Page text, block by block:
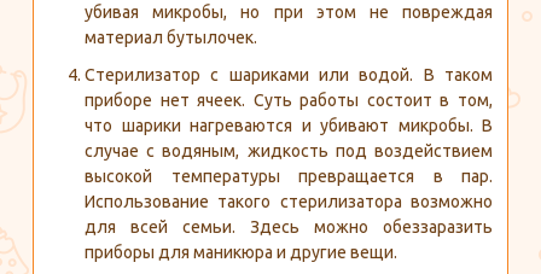
убивая микробы, но при этом не повреждая
материал бутылочек.
Стерилизатор с шариками или водой. В таком
приборе нет ячеек. Суть работы состоит в том,
что шарики нагреваются и убивают микробы. В
случае с водяным, жидкость под воздействием
высокой температуры превращается в пар.
Использование такого стерилизатора возможно
для всей семьи. Здесь можно обеззаразить
приборы для маникюра и другие вещи.